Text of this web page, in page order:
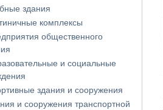
здания
комплексы
общественного
и социальные
здания и сооружения
и сооружения транспортной